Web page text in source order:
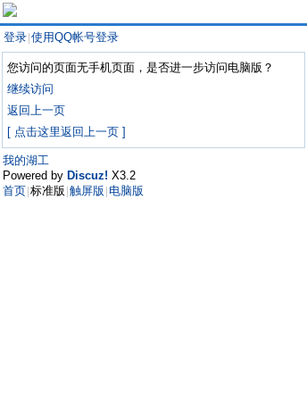
登录 使用QQ帐号登录
您访问的页面无手机页面，是否进一步访问电脑版？
继续访问
返回上一页
[ 点击这里返回上一页 ]
我的湖工
Powered by Discuz! X3.2
首页 标准版 触屏版 电脑版